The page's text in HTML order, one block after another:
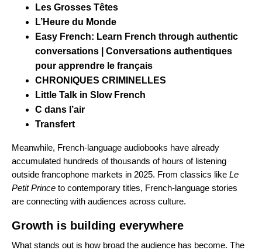
Les Grosses Têtes
L’Heure du Monde
Easy French: Learn French through authentic
conversations | Conversations authentiques
pour apprendre le français
CHRONIQUES CRIMINELLES
Little Talk in Slow French
C dans l’air
Transfert
Meanwhile, French-language audiobooks have already
accumulated hundreds of thousands of hours of listening
outside francophone markets in 2025. From classics like Le
Petit Prince to contemporary titles, French-language stories
are connecting with audiences across culture.
Growth is building everywhere
What stands out is how broad the audience has become. The